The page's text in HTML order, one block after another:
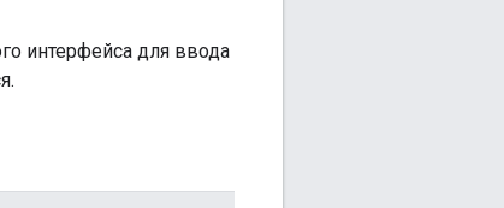
интерфейса для ввода